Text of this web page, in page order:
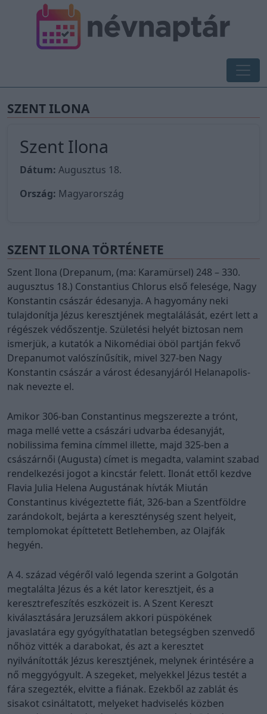
SZENT ILONA
Szent Ilona
Dátum: Augusztus 18.
Ország: Magyarország
SZENT ILONA TÖRTÉNETE
Szent Ilona (Drepanum, (ma: Karamürsel) 248 – 330.
augusztus 18.) Constantius Chlorus első felesége, Nagy
Konstantin császár édesanyja. A hagyomány neki
tulajdonítja Jézus keresztjének megtalálását, ezért lett a
régészek védőszentje. Születési helyét biztosan nem
ismerjük, a kutatók a Nikomédiai öböl partján fekvő
Drepanumot valószínűsítik, mivel 327-ben Nagy
Konstantin császár a várost édesanyjáról Helanapolis-
nak nevezte el.
Amikor 306-ban Constantinus megszerezte a trónt,
maga mellé vette a császári udvarba édesanyját,
nobilissima femina címmel illette, majd 325-ben a
császárnői (Augusta) címet is megadta, valamint szabad
rendelkezési jogot a kincstár felett. Ilonát ettől kezdve
Flavia Julia Helena Augustának hívták Miután
Constantinus kivégeztette fiát, 326-ban a Szentföldre
zarándokolt, bejárta a kereszténység szent helyeit,
templomokat építtetett Betlehemben, az Olajfák
hegyén.
A 4. század végéről való legenda szerint a Golgotán
megtalálta Jézus és a két lator keresztjeit, és a
keresztrefeszítés eszközeit is. A Szent Kereszt
kiválasztására Jeruzsálem akkori püspökének
javaslatára egy gyógyíthatatlan betegségben szenvedő
nőhöz vitték a darabokat, és azt a keresztet
nyilvánították Jézus keresztjének, melynek érintésére a
nő meggyógyult. A szegeket, melyekkel Jézus testét a
fára szegezték, elvitte a fiának. Ezekből az zablát és
sisakot csináltatott, melyeket hadviselés közben